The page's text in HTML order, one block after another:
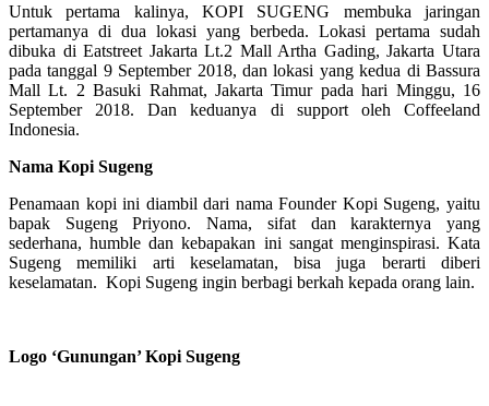
Untuk pertama kalinya, KOPI SUGENG membuka jaringan
pertamanya di dua lokasi yang berbeda. Lokasi pertama sudah
dibuka di Eatstreet Jakarta Lt.2 Mall Artha Gading, Jakarta Utara
pada tanggal 9 September 2018, dan lokasi yang kedua di Bassura
Mall Lt. 2 Basuki Rahmat, Jakarta Timur pada hari Minggu, 16
September 2018. Dan keduanya di support oleh Coffeeland
Indonesia.
Nama Kopi Sugeng
Penamaan kopi ini diambil dari nama Founder Kopi Sugeng, yaitu
bapak Sugeng Priyono. Nama, sifat dan karakternya yang
sederhana, humble dan kebapakan ini sangat menginspirasi. Kata
Sugeng memiliki arti keselamatan, bisa juga berarti diberi
keselamatan. Kopi Sugeng ingin berbagi berkah kepada orang lain.
Logo ‘Gunungan’ Kopi Sugeng